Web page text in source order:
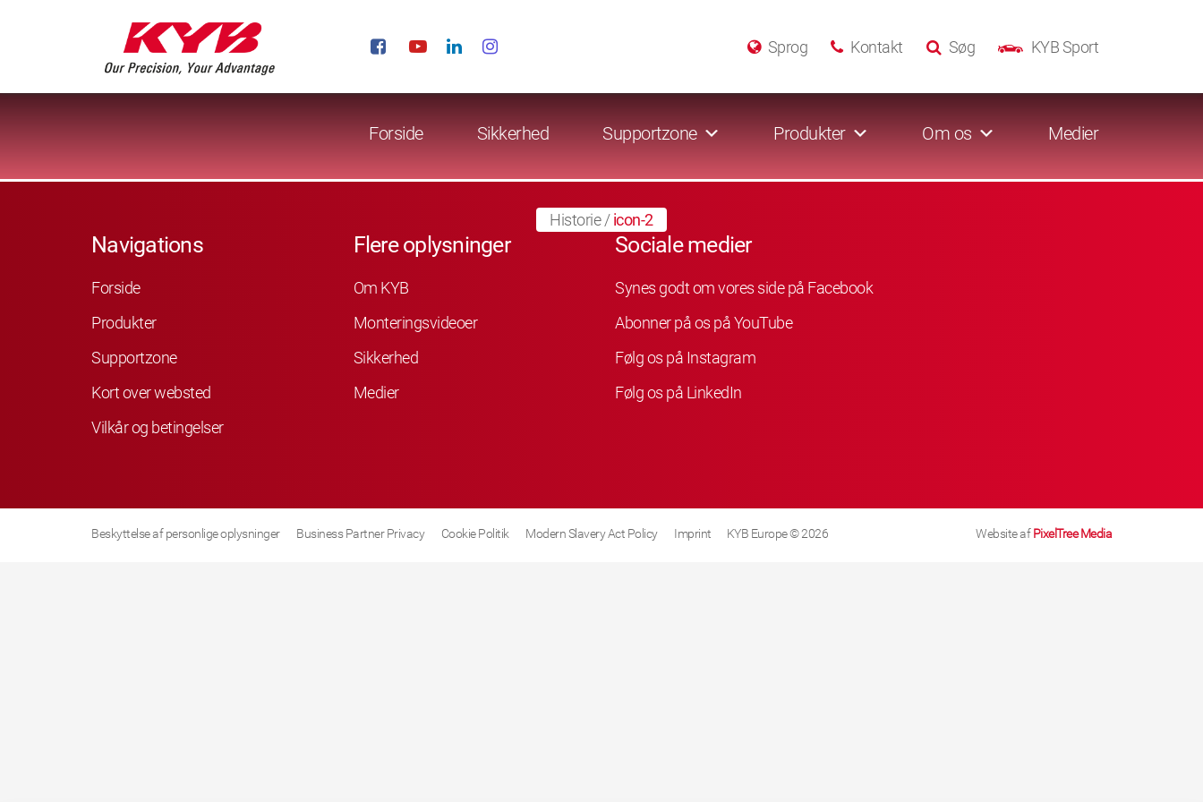
KYB Sport
Søg
Kontakt
Sprog
Forside Sikkerhed Supportzone Produkter Om os Medier
Historie/icon-2
Navigations
Forside
Produkter
Supportzone
Kort over websted
Vilkår og betingelser
Flere oplysninger
Om KYB
Monteringsvideoer
Sikkerhed
Medier
Sociale medier
Synes godt om vores side på Facebook
Abonner på os på YouTube
Følg os på Instagram
Følg os på LinkedIn
Beskyttelse af personlige oplysninger Business Partner Privacy Cookie Politik Modern Slavery Act Policy Imprint KYB Europe © 2026 Website afPixelTree Media